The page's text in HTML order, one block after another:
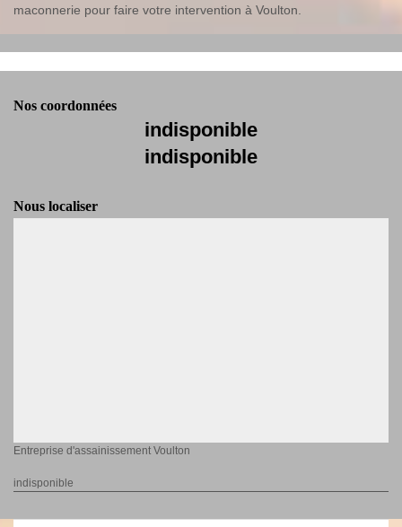
maconnerie pour faire votre intervention à Voulton.
Nos coordonnées
indisponible
indisponible
Nous localiser
Entreprise d'assainissement Voulton
indisponible